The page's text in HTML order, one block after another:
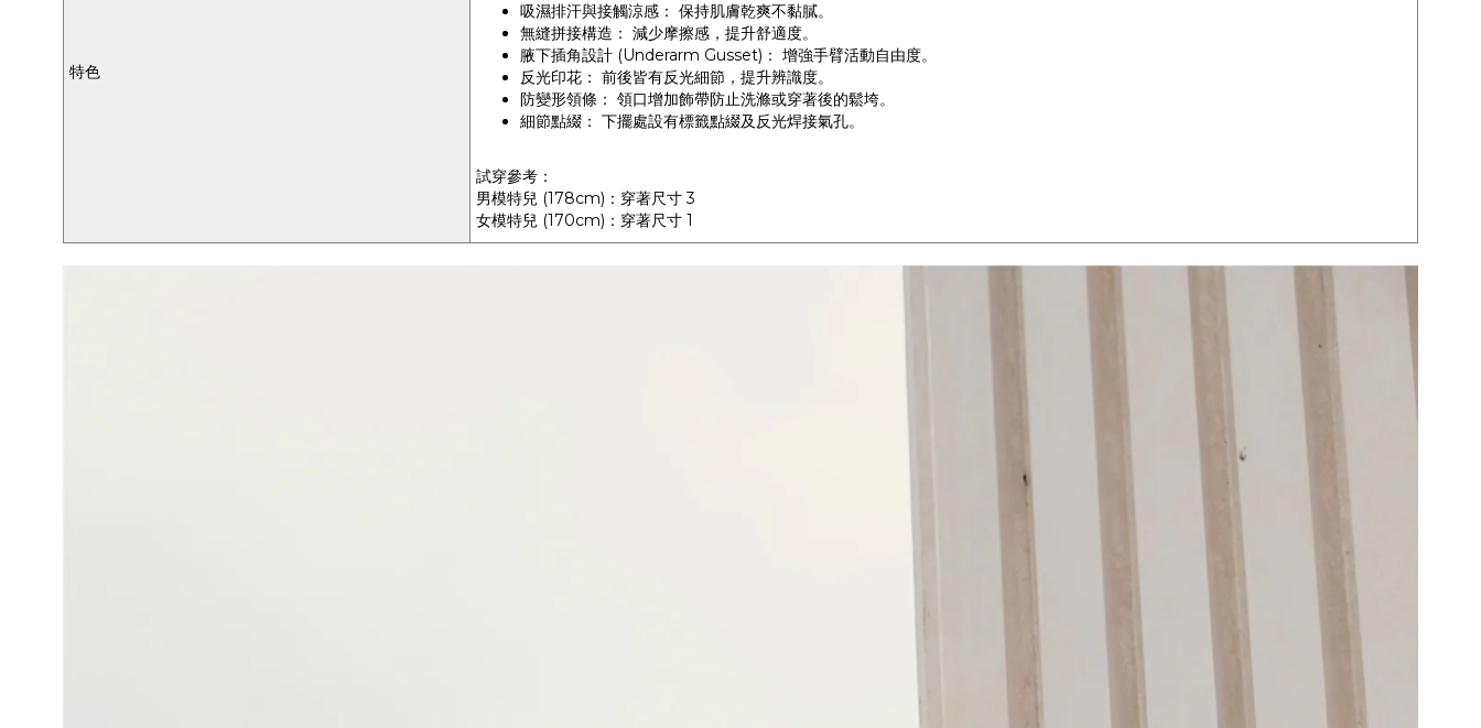
特色
吸濕排汗與接觸涼感： 保持肌膚乾爽不黏膩。
無縫拼接構造： 減少摩擦感，提升舒適度。
腋下插角設計 (Underarm Gusset)： 增強手臂活動自由度。
反光印花： 前後皆有反光細節，提升辨識度。
防變形領條： 領口增加飾帶防止洗滌或穿著後的鬆垮。
細節點綴： 下擺處設有標籤點綴及反光焊接氣孔。
試穿參考：
男模特兒 (178cm)：穿著尺寸 3
女模特兒 (170cm)：穿著尺寸 1